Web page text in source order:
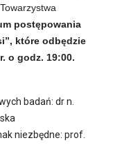
postępowania
, które odbędzie
o godz. 19:00.
badań: dr n.
niezbędne: prof.